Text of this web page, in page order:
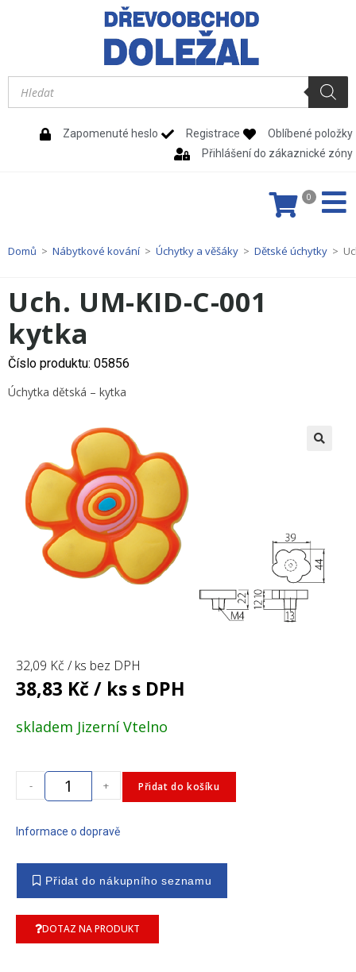
Zapomenuté heslo Registrace
Oblíbené položky
Přihlášení do zákaznické zóny
0
Domů > Nábytkové kování > Úchytky a věšáky > Dětské úchytky >
Uch. UM-KID-C-001
kytka
Číslo produktu: 05856
Úchytka dětská – kytka
32,09 Kč / ks bez DPH
38,83 Kč/ ks s DPH
skladem Jizerní Vtelno
- + Přidat do košíku
Informace o dopravě
DOTAZ NA PRODUKT